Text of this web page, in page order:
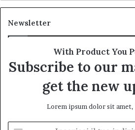
Newsletter
With Product You
Subscribe to our
get the new
Lorem ipsum dolor sit